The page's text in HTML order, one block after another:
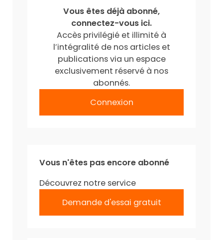
Vous êtes déjà abonné,
connectez-vous ici.
Accès privilégié et illimité à
l’intégralité de nos articles et
publications via un espace
exclusivement réservé à nos
abonnés.
Connexion
Vous n'êtes pas encore abonné
Découvrez notre service
Demande d'essai gratuit